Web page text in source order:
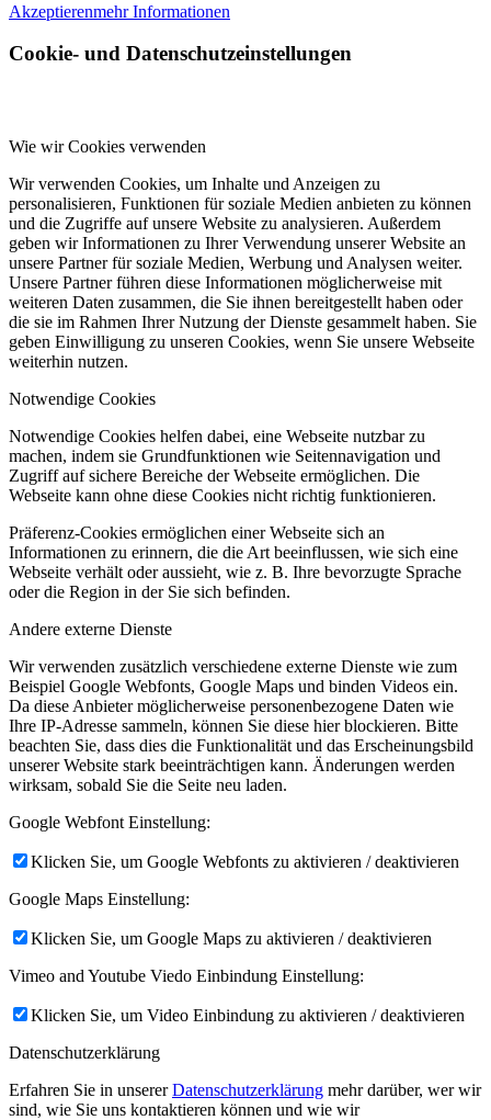
Akzeptierenmehr Informationen
Cookie- und Datenschutzeinstellungen
Wie wir Cookies verwenden
Wir verwenden Cookies, um Inhalte und Anzeigen zu
personalisieren, Funktionen für soziale Medien anbieten zu können
und die Zugriffe auf unsere Website zu analysieren. Außerdem
geben wir Informationen zu Ihrer Verwendung unserer Website an
unsere Partner für soziale Medien, Werbung und Analysen weiter.
Unsere Partner führen diese Informationen möglicherweise mit
weiteren Daten zusammen, die Sie ihnen bereitgestellt haben oder
die sie im Rahmen Ihrer Nutzung der Dienste gesammelt haben. Sie
geben Einwilligung zu unseren Cookies, wenn Sie unsere Webseite
weiterhin nutzen.
Notwendige Cookies
Notwendige Cookies helfen dabei, eine Webseite nutzbar zu
machen, indem sie Grundfunktionen wie Seitennavigation und
Zugriff auf sichere Bereiche der Webseite ermöglichen. Die
Webseite kann ohne diese Cookies nicht richtig funktionieren.
Präferenz-Cookies ermöglichen einer Webseite sich an
Informationen zu erinnern, die die Art beeinflussen, wie sich eine
Webseite verhält oder aussieht, wie z. B. Ihre bevorzugte Sprache
oder die Region in der Sie sich befinden.
Andere externe Dienste
Wir verwenden zusätzlich verschiedene externe Dienste wie zum
Beispiel Google Webfonts, Google Maps und binden Videos ein.
Da diese Anbieter möglicherweise personenbezogene Daten wie
Ihre IP-Adresse sammeln, können Sie diese hier blockieren. Bitte
beachten Sie, dass dies die Funktionalität und das Erscheinungsbild
unserer Website stark beeinträchtigen kann. Änderungen werden
wirksam, sobald Sie die Seite neu laden.
Google Webfont Einstellung:
Klicken Sie, um Google Webfonts zu aktivieren / deaktivieren
Google Maps Einstellung:
Klicken Sie, um Google Maps zu aktivieren / deaktivieren
Vimeo and Youtube Viedo Einbindung Einstellung:
Klicken Sie, um Video Einbindung zu aktivieren / deaktivieren
Datenschutzerklärung
Erfahren Sie in unsererDatenschutzerklärung mehr darüber, wer wir
sind, wie Sie uns kontaktieren können und wie wir